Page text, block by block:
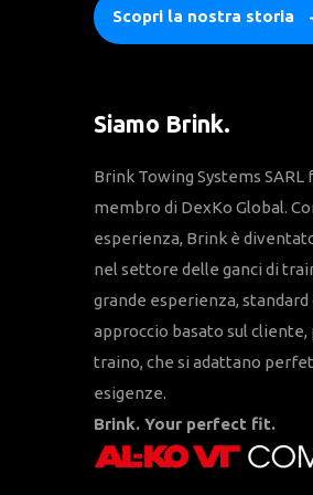
Scopri la nostra storia
Siamo Brink.
Brink Towing Systems
membro di DexKo Global.
esperienza, Brink è
nel settore delle ganci di
grande esperienza,
approccio basato sul cliente,
traino, che si adattano
esigenze.
Brink. Your perfect fit.